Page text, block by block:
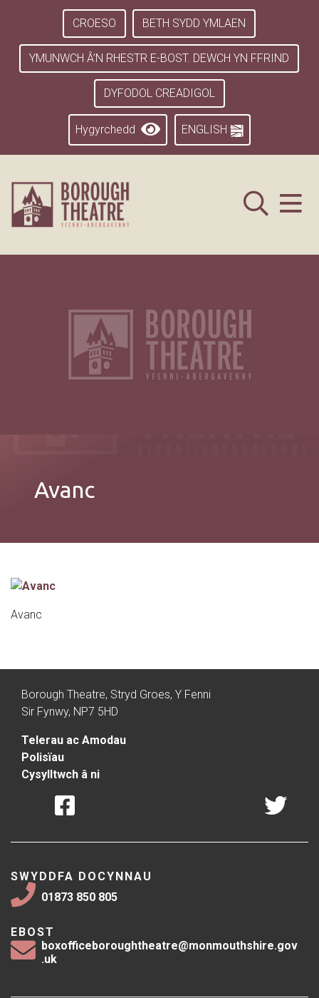
CROESO BETH SYDD YMLAEN
YMUNWCH Â’N RHESTR E-BOST. DEWCH YN FFRIND
DYFODOL CREADIGOL
Hygyrchedd ENGLISH
Avanc
Avanc
Borough Theatre, Stryd Groes, Y Fenni
Sir Fynwy, NP7 5HD
Telerau ac Amodau
Polisïau
Cysylltwch â ni
SWYDDFA DOCYNNAU
01873 850 805
EBOST
boxofficeboroughtheatre@monmouthshire.gov
.uk